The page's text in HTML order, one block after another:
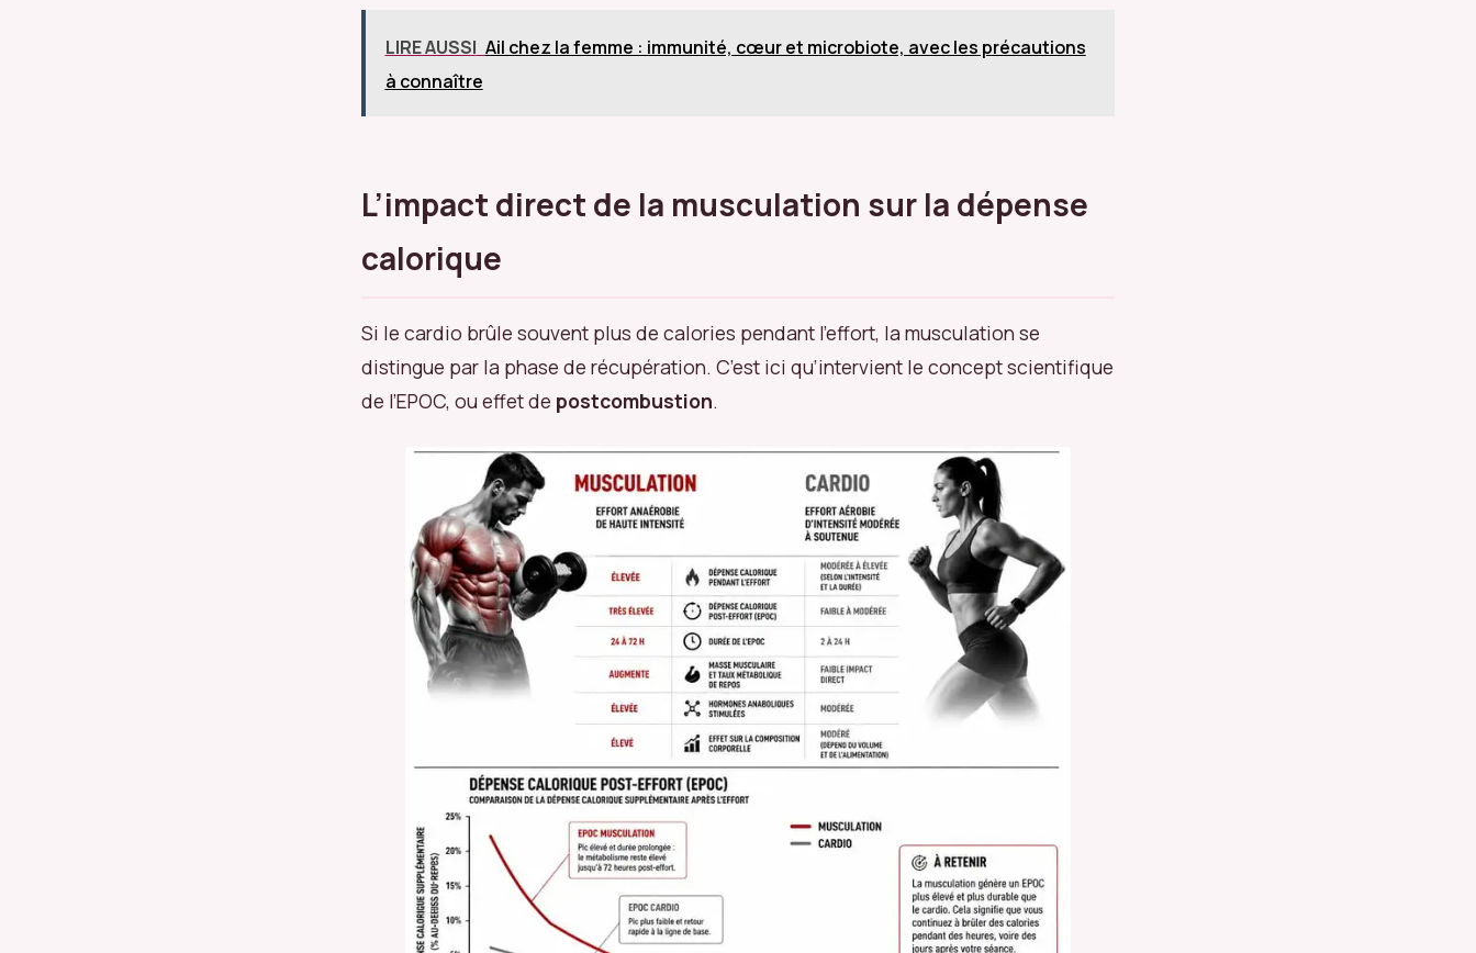
LIRE AUSSI Ail chez la femme : immunité, cœur et microbiote, avec les précautions
à connaître
L’impact direct de la musculation sur la dépense
calorique
Si le cardio brûle souvent plus de calories pendant l’effort, la musculation se
distingue par la phase de récupération. C’est ici qu’intervient le concept scientifique
de l’EPOC, ou effet de postcombustion.